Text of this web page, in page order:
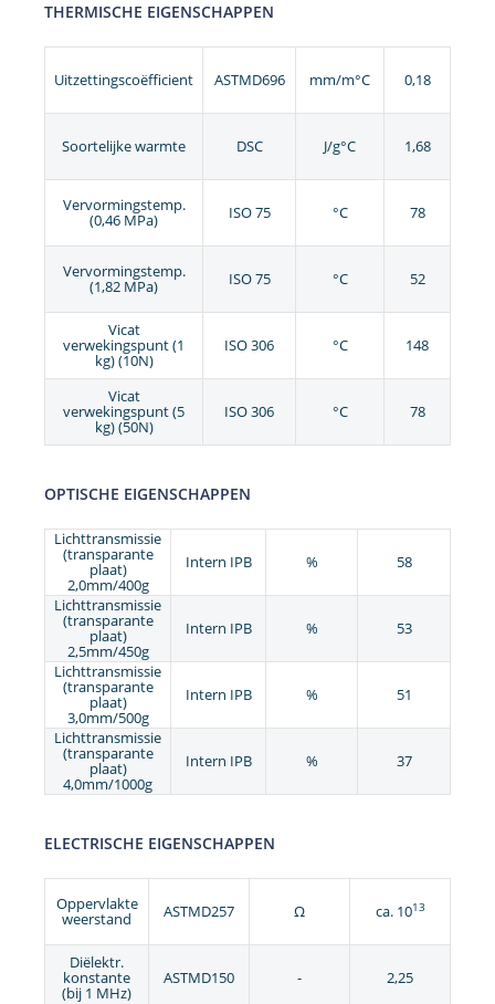
THERMISCHE EIGENSCHAPPEN
Uitzettingscoëfficient ASTMD696 mm/m°C 0,18
Soortelijke warmte DSC J/g°C 1,68
Vervormingstemp.
(0,46 MPa) ISO 75 °C 78
Vervormingstemp.
(1,82 MPa) ISO 75 °C 52
Vicat
verwekingspunt (1
kg) (10N)
ISO 306 °C 148
Vicat
verwekingspunt (5
kg) (50N)
ISO 306 °C 78
OPTISCHE EIGENSCHAPPEN
Lichttransmissie
(transparante
plaat)
2,0mm/400g
Intern IPB % 58
Lichttransmissie
(transparante
plaat)
2,5mm/450g
Intern IPB % 53
Lichttransmissie
(transparante
plaat)
3,0mm/500g
Intern IPB % 51
Lichttransmissie
(transparante
plaat)
4,0mm/1000g
Intern IPB % 37
ELECTRISCHE EIGENSCHAPPEN
Oppervlakte
weerstand ASTMD257 Ω ca. 1013
Diëlektr.
konstante
(bij 1 MHz)
ASTMD150 - 2,25